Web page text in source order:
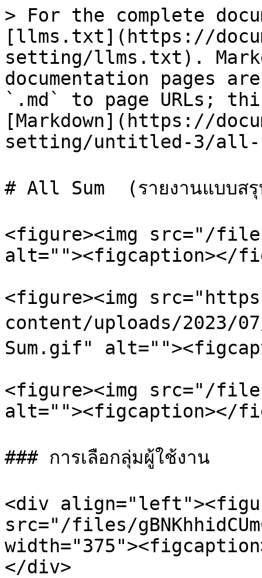
> For the complete
[llms.txt](https://
setting/llms.txt).
documentation pages
`.md` to page URLs;
[Markdown](https://
setting/untitled-3/all-
# All Sum  (รายงานแบบส
<figure><img src="/files/
alt=""><figcaption></
<figure><img
content/uploads/2023/
Sum.gif"
<figure><img src="/files/
alt=""><figcaption></
### การเลือกลุ่มผู้ใช้งาน
<div
src="/files/
</div>